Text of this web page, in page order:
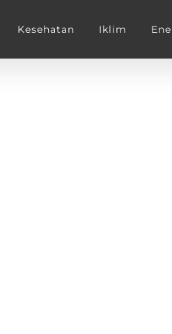
Kesehatan Iklim